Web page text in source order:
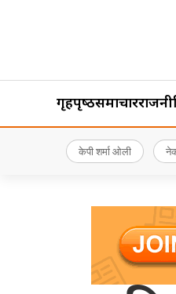
गृहपृष्‍ठसमाचार
केपी शर्मा ओली